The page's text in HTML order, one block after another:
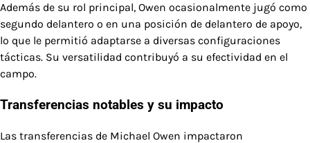
Además de su rol principal, Owen ocasionalmente jugó como
segundo delantero o en una posición de delantero de apoyo,
lo que le permitió adaptarse a diversas configuraciones
tácticas. Su versatilidad contribuyó a su efectividad en el
campo.
Transferencias notables y su impacto
Las transferencias de Michael Owen impactaron